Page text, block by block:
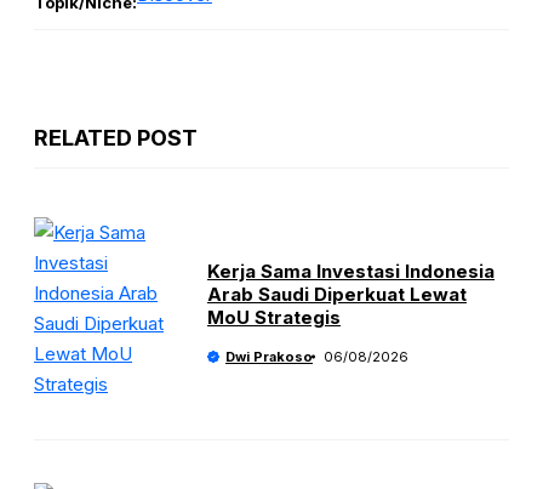
RELATED POST
Kerja Sama Investasi Indonesia
Arab Saudi Diperkuat Lewat
MoU Strategis
Dwi Prakoso 06/08/2026